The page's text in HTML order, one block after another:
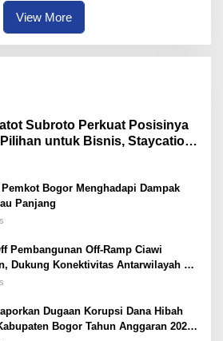
View More
Subroto Perkuat Posisinya
untuk Bisnis, Staycation,
di Jakarta Selatan
Pemkot Bogor Menghadapi Dampak
Panjang
Pembangunan Off-Ramp Ciawi
Dukung Konektivitas Antarwilayah di
Dugaan Korupsi Dana Hibah
Bogor Tahun Anggaran 2025